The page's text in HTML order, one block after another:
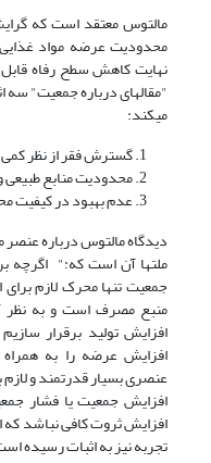
مالتوس معتقد است که
محدودیت عرضه مواد
نهایت کاهش سطح رفاه
"مقاله­ای درباره جمعیت" سه
می­کند:
گسترش فقر از نظر
محدودیت منابع
عدم بهبود در کیفیت
دیدگاه مالتوس درباره
ملت­ها آن است که:" اگرچه
جمعیت تنها محرک لازم
منبع مصرف است و به نظر
افزایش تولید برقرار
افزایش عرضه را به
عنصری بسیار قدرتمند و
افزایش جمعیت یا فشار
افزایش ثروت کافی نباشد که
تجربه نیز به اثبات رسیده است"